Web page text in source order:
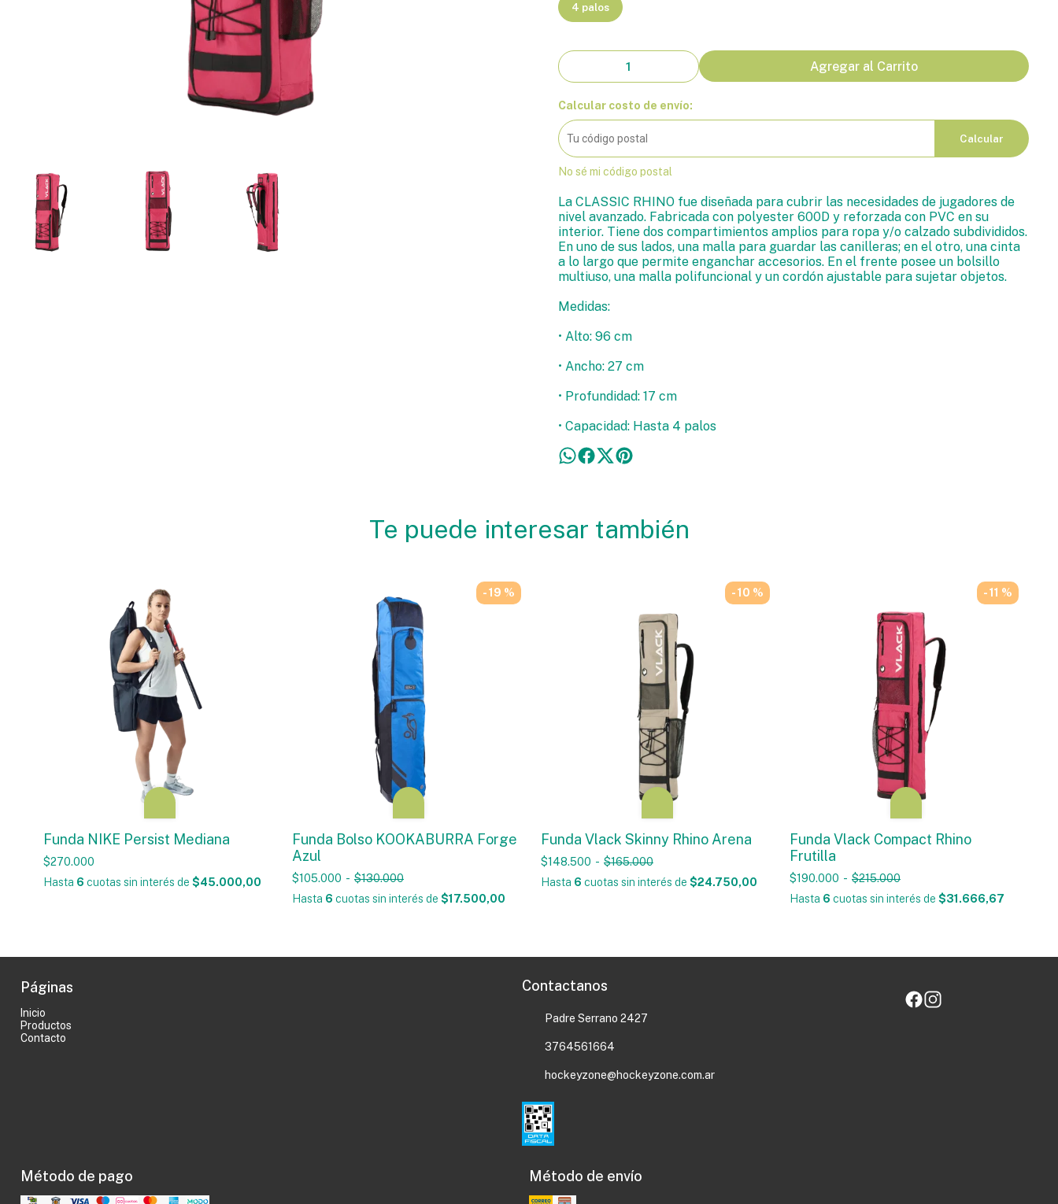
4 palos
Agregar al Carrito
Calcular costo de envío:
Calcular
No sé mi código postal
La CLASSIC RHINO fue diseñada para cubrir las necesidades de jugadores de
nivel avanzado. Fabricada con polyester 600D y reforzada con PVC en su
interior. Tiene dos compartimientos amplios para ropa y/o calzado subdivididos.
En uno de sus lados, una malla para guardar las canilleras; en el otro, una cinta
a lo largo que permite enganchar accesorios. En el frente posee un bolsillo
multiuso, una malla polifuncional y un cordón ajustable para sujetar objetos.
Medidas:
• Alto: 96 cm
• Ancho: 27 cm
• Profundidad: 17 cm
• Capacidad: Hasta 4 palos
Te puede interesar también
Funda NIKE Persist Mediana
$270.000
Hasta 6 cuotas sin interés de $45.000,00
- 19 %
Funda Bolso KOOKABURRA Forge
Azul
$105.000 - $130.000
Hasta 6 cuotas sin interés de $17.500,00
- 10 %
Funda Vlack Skinny Rhino Arena
$148.500 - $165.000
Hasta 6 cuotas sin interés de $24.750,00
- 11 %
Funda Vlack Compact Rhino
Frutilla
$190.000 - $215.000
Hasta 6 cuotas sin interés de $31.666,67
Páginas
Inicio
Productos
Contacto
Contactanos
Padre Serrano 2427
3764561664
hockeyzone@hockeyzone.com.ar
Método de pago Método de envío